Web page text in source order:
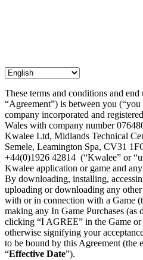
These terms and conditions and end
“Agreement”) is between you
company incorporated and
Wales with company number
Kwalee Ltd, Midlands Technical
Semele, Leamington Spa, CV31
+44(0)1926 42814 (“Kwalee” or
Kwalee application or game and
By downloading, installing,
uploading or downloading any
with or in connection with a Game
making any In Game Purchases
clicking “I AGREE” in the Game
otherwise signifying your
to be bound by this Agreement (the
“Effective Date”).